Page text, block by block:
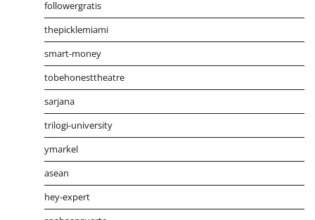
followergratis
thepicklemiami
smart-money
tobehonesttheatre
sarjana
trilogi-university
ymarkel
asean
hey-expert